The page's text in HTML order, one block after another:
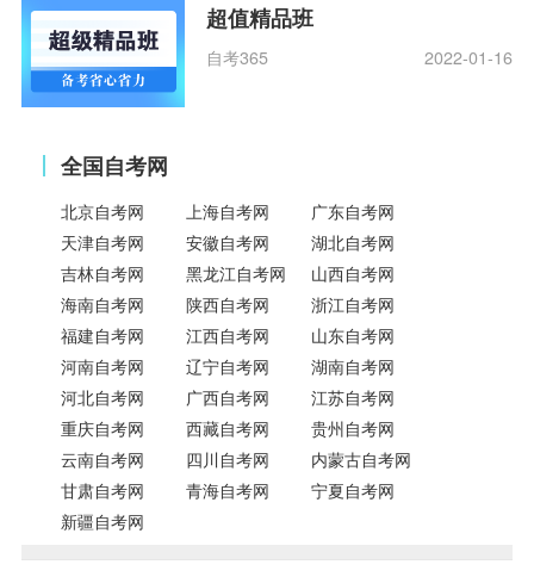
超值精品班
自考365 2022-01-16
全国自考网
北京自考网 上海自考网
广东自考网
天津自考网
安徽自考网
湖北自考网
吉林自考网
黑龙江自考网
山西自考网
海南自考网
陕西自考网
浙江自考网
福建自考网
江西自考网
山东自考网
河南自考网
辽宁自考网
湖南自考网
河北自考网
广西自考网
江苏自考网
重庆自考网
西藏自考网
贵州自考网
云南自考网
四川自考网
内蒙古自考网
甘肃自考网
青海自考网
宁夏自考网
新疆自考网